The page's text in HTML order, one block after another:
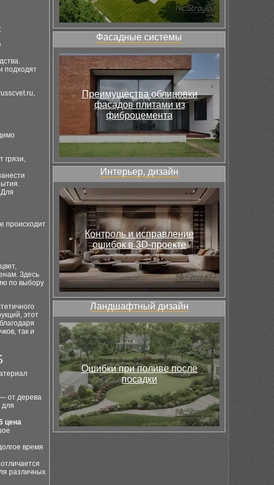
подходят
грязи,
происходит
Здесь
по выбору
этот
так и
от дерева
для
цена
время
различных
Фасадные системы
Преимущества облицовки
фасадов плитами из
фиброцемента
Интерьер, дизайн
Контроль и исправление
ошибок в 3D-проекте
Ландшафтный дизайн
Ошибки при поливе после
посадки